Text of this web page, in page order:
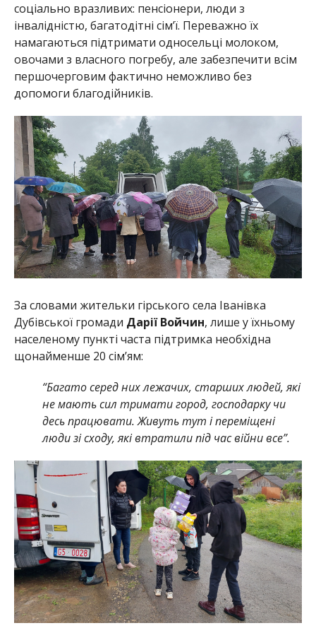
соціально вразливих: пенсіонери, люди з
інвалідністю, багатодітні сім’ї. Переважно їх
намагаються підтримати односельці молоком,
овочами з власного погребу, але забезпечити всім
першочерговим фактично неможливо без
допомоги благодійників.
За словами жительки гірського села Іванівка
Дубівської громади Дарії Войчин, лише у їхньому
населеному пункті часта підтримка необхідна
щонайменше 20 сім’ям:
“Багато серед них лежачих, старших людей, які
не мають сил тримати город, господарку чи
десь працювати. Живуть тут і переміщені
люди зі сходу, які втратили під час війни все”.